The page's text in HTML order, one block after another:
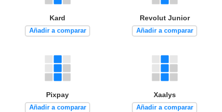
Kard
Añadir a comparar
Revolut Junior
Añadir a comparar
Pixpay
Añadir a comparar
Xaalys
Añadir a comparar